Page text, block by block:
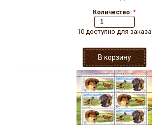
Количество: *
10 доступно для заказа